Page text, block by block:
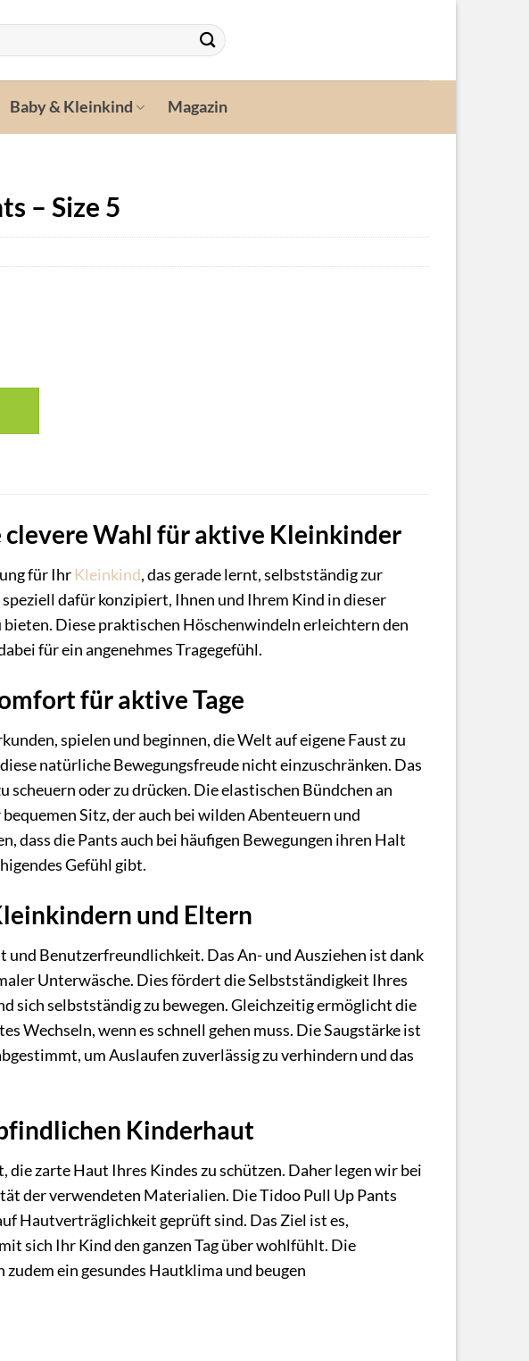
Baby & Kleinkind Magazin
– Size 5
clevere Wahl für aktive Kleinkinder
für Ihr Kleinkind, das gerade lernt, selbstständig zur
dafür konzipiert, Ihnen und Ihrem Kind in dieser
Diese praktischen Höschenwindeln erleichtern den
für ein angenehmes Tragegefühl.
für aktive Tage
spielen und beginnen, die Welt auf eigene Faust zu
natürliche Bewegungsfreude nicht einzuschränken. Das
oder zu drücken. Die elastischen Bündchen an
Sitz, der auch bei wilden Abenteuern und
dass die Pants auch bei häufigen Bewegungen ihren Halt
Gefühl gibt.
und Eltern
Benutzerfreundlichkeit. Das An- und Ausziehen ist dank
Unterwäsche. Dies fördert die Selbstständigkeit Ihres
sich selbstständig zu bewegen. Gleichzeitig ermöglicht die
Wechseln, wenn es schnell gehen muss. Die Saugstärke ist
um Auslaufen zuverlässig zu verhindern und das
Kinderhaut
zarte Haut Ihres Kindes zu schützen. Daher legen wir bei
der verwendeten Materialien. Die Tidoo Pull Up Pants
Hautverträglichkeit geprüft sind. Das Ziel ist es,
sich Ihr Kind den ganzen Tag über wohlfühlt. Die
ein gesundes Hautklima und beugen